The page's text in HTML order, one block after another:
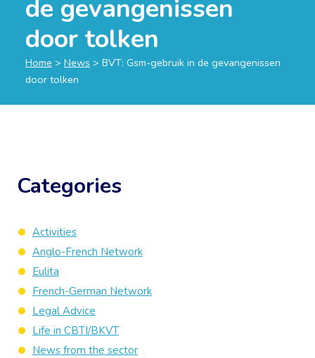
de gevangenissen
door tolken
Home > News > BVT: Gsm-gebruik in de gevangenissen
door tolken
Categories
Activities
Anglo-French Network
Eulita
French-German Network
Legal Advice
Life in CBTI/BKVT
News from the sector